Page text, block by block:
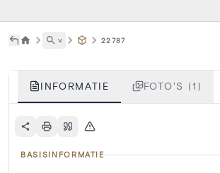
˅ 22787
INFORMATIE FOTO'S (1)
BASISINFORMATIE